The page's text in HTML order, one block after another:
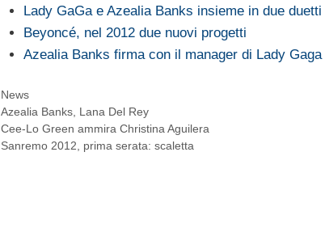
Lady GaGa e Azealia Banks insieme in due duetti
Beyoncé, nel 2012 due nuovi progetti
Azealia Banks firma con il manager di Lady Gaga
Categorie
News
Tag
Azealia Banks Lana Del Rey
Cee-Lo Green ammira Christina Aguilera
Sanremo 2012, prima serata: scaletta